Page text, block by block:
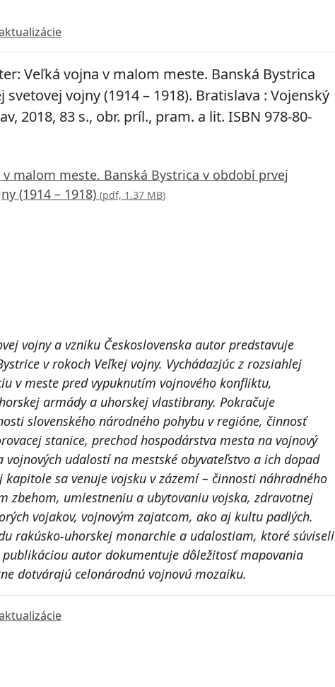
Veľká vojna v malom meste. Banská Bystrica
svetovej vojny (1914 – 1918). Bratislava : Vojenský
2018, 83 s., obr. príl., pram. a lit. ISBN 978-80-
malom meste. Banská Bystrica v období prvej
(1914 – 1918) (pdf, 1.37 MB)
vojny a vzniku Československa autor predstavuje
v rokoch Veľkej vojny. Vychádazjúc z rozsiahlej
v meste pred vypuknutím vojnového konfliktu,
armády a uhorskej vlastibrany. Pokračuje
slovenského národného pohybu v regióne, činnosť
stanice, prechod hospodárstva mesta na vojnový
udalostí na mestské obyvateľstvo a ich dopad
sa venuje vojsku v zázemí – činnosti náhradného
zbehom, umiestneniu a ubytovaniu vojska, zdravotnej
vojakov, vojnovým zajatcom, ako aj kultu padlých.
rakúsko-uhorskej monarchie a udalostiam, ktoré súviseli
autor dokumentuje dôležitosť mapovania
dotvárajú celonárodnú vojnovú mozaiku.